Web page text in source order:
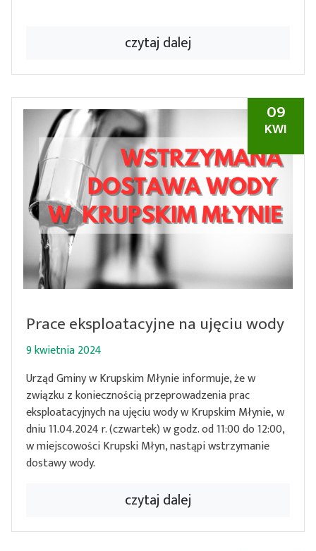
czytaj dalej
09
KWI
Prace eksploatacyjne na ujęciu wody
9 kwietnia 2024
Urząd Gminy w Krupskim Młynie informuje, że w
związku z koniecznością przeprowadzenia prac
eksploatacyjnych na ujęciu wody w Krupskim Młynie, w
dniu 11.04.2024 r. (czwartek) w godz. od 11:00 do 12:00,
w miejscowości Krupski Młyn, nastąpi wstrzymanie
dostawy wody.
czytaj dalej